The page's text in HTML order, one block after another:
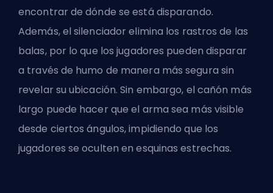
encontrar de dónde se está disparando.
Además, el silenciador elimina los rastros de las
balas, por lo que los jugadores pueden disparar
a través de humo de manera más segura sin
revelar su ubicación. Sin embargo, el cañón más
largo puede hacer que el arma sea más visible
desde ciertos ángulos, impidiendo que los
jugadores se oculten en esquinas estrechas.